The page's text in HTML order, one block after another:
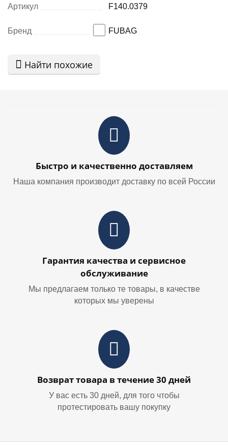
Артикул F140.0379
Бренд FUBAG
Найти похожие
Быстро и качественно доставляем
Наша компания производит доставку по всей России
Гарантия качества и сервисное
обслуживание
Мы предлагаем только те товары, в качестве
которых мы уверены
Возврат товара в течение 30 дней
У вас есть 30 дней, для того чтобы
протестировать вашу покупку